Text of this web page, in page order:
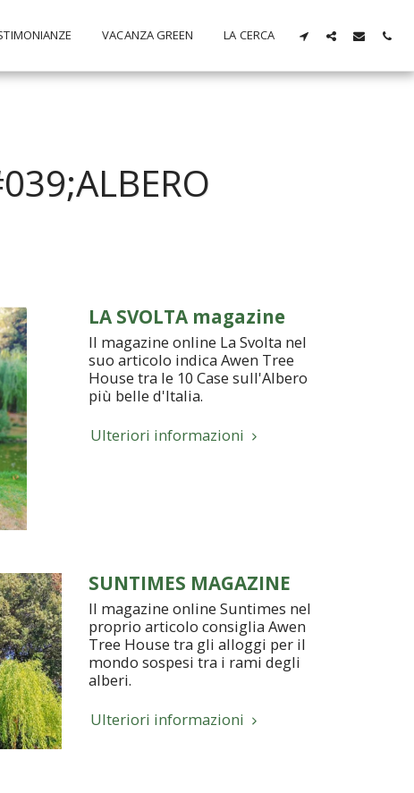
VACANZA GREEN LA CERCA
LA SVOLTA magazine
Il magazine online La Svolta nel
suo articolo indica Awen Tree
House tra le 10 Case sull'Albero
più belle d'Italia.
Ulteriori informazioni
SUNTIMES MAGAZINE
Il magazine online Suntimes nel
proprio articolo consiglia Awen
Tree House tra gli alloggi per il
mondo sospesi tra i rami degli
alberi.
Ulteriori informazioni